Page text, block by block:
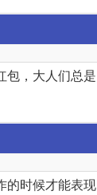
包，大人们总是
的时候才能表现